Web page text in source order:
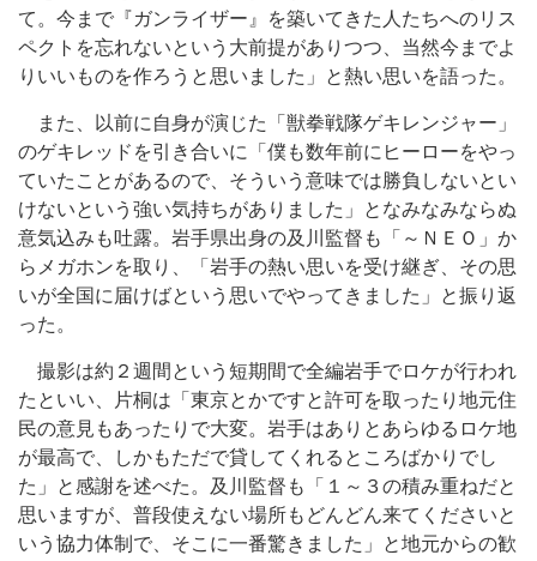
て。今まで『ガンライザー』を築いてきた人たちへのリス
ペクトを忘れないという大前提がありつつ、当然今までよ
りいいものを作ろうと思いました」と熱い思いを語った。
また、以前に自身が演じた「獣拳戦隊ゲキレンジャー」
のゲキレッドを引き合いに「僕も数年前にヒーローをやっ
ていたことがあるので、そういう意味では勝負しないとい
けないという強い気持ちがありました」となみなみならぬ
意気込みも吐露。岩手県出身の及川監督も「～ＮＥＯ」か
らメガホンを取り、「岩手の熱い思いを受け継ぎ、その思
いが全国に届けばという思いでやってきました」と振り返
った。
撮影は約２週間という短期間で全編岩手でロケが行われ
たといい、片桐は「東京とかですと許可を取ったり地元住
民の意見もあったりで大変。岩手はありとあらゆるロケ地
が最高で、しかもただで貸してくれるところばかりでし
た」と感謝を述べた。及川監督も「１～３の積み重ねだと
思いますが、普段使えない場所もどんどん来てくださいと
いう協力体制で、そこに一番驚きました」と地元からの歓